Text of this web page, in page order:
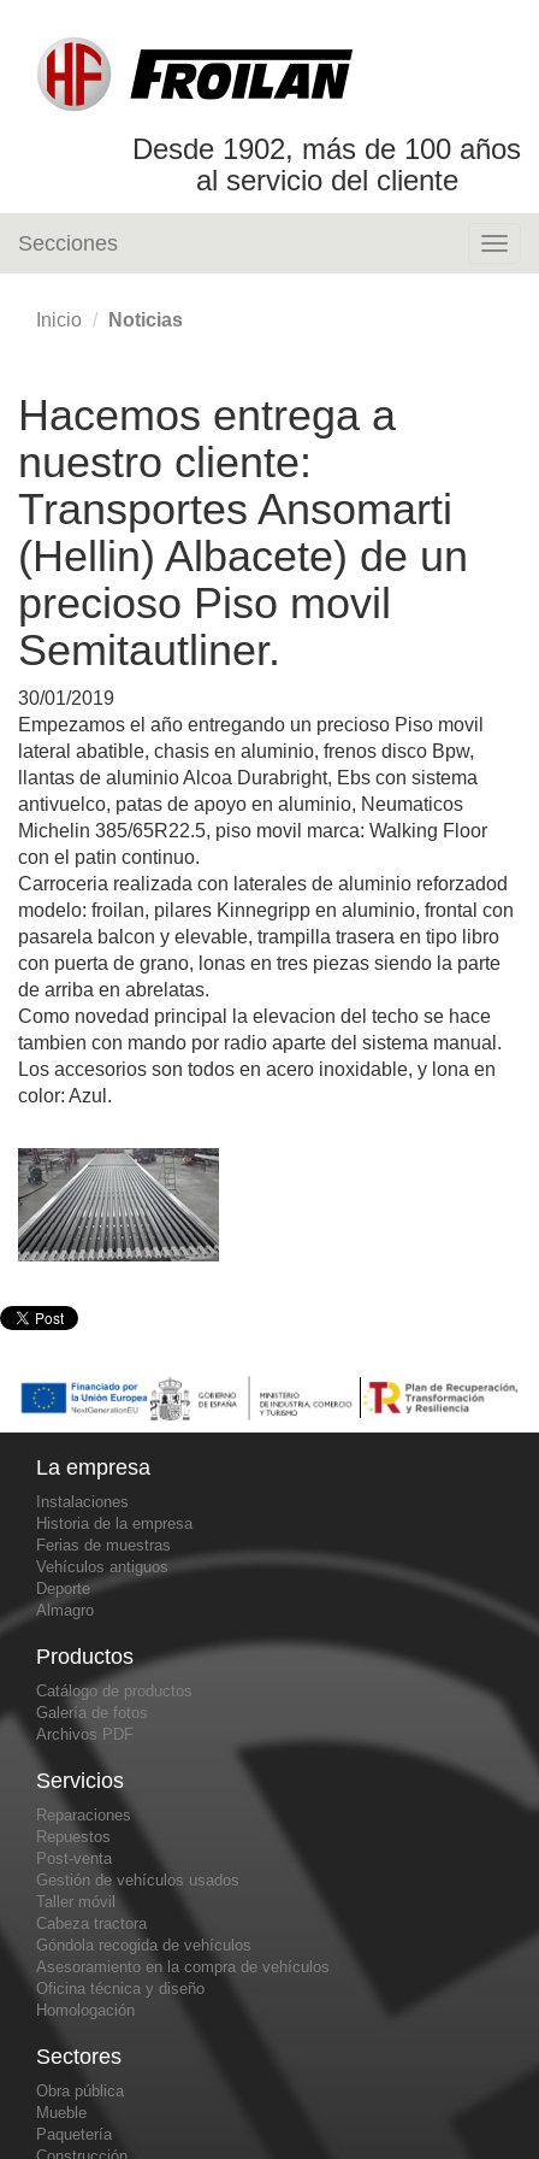
Desde 1902, más de 100 años
al servicio del cliente
Secciones
Inicio Noticias
Hacemos entrega a
nuestro cliente:
Transportes Ansomarti
(Hellin) Albacete) de un
precioso Piso movil
Semitautliner.
30/01/2019
Empezamos el año entregando un precioso Piso movil
lateral abatible, chasis en aluminio, frenos disco Bpw,
llantas de aluminio Alcoa Durabright, Ebs con sistema
antivuelco, patas de apoyo en aluminio, Neumaticos
Michelin 385/65R22.5, piso movil marca: Walking Floor
con el patin continuo.
Carroceria realizada con laterales de aluminio reforzadod
modelo: froilan, pilares Kinnegripp en aluminio, frontal con
pasarela balcon y elevable, trampilla trasera en tipo libro
con puerta de grano, lonas en tres piezas siendo la parte
de arriba en abrelatas.
Como novedad principal la elevacion del techo se hace
tambien con mando por radio aparte del sistema manual.
Los accesorios son todos en acero inoxidable, y lona en
color: Azul.
La empresa
Instalaciones
Historia de la empresa
Ferias de muestras
Vehículos antiguos
Deporte
Almagro
Productos
Catálogo de productos
Galería de fotos
Archivos PDF
Servicios
Reparaciones
Repuestos
Post-venta
Gestión de vehículos usados
Taller móvil
Cabeza tractora
Góndola recogida de vehículos
Asesoramiento en la compra de vehículos
Oficina técnica y diseño
Homologación
Sectores
Obra pública
Mueble
Paquetería